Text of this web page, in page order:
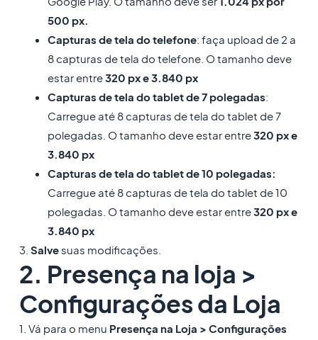
500 px.
Capturas de tela do telefone: faça upload de 2 a
8 capturas de tela do telefone. O tamanho deve
estar entre320 px e 3.840 px
Capturas de tela do tablet de 7 polegadas:
Carregue até 8 capturas de tela do tablet de 7
polegadas. O tamanho deve estar entre320 px e
3.840 px
Capturas de tela do tablet de 10 polegadas:
Carregue até 8 capturas de tela do tablet de 10
polegadas. O tamanho deve estar entre320 px e
3.840 px
3. Salvesuas modificações.
2. Presença na loja >
Configurações da Loja
1. Vá para o menu Presença na Loja > Configurações